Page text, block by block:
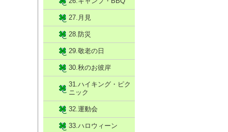
27.月見
28.防災
29.敬老の日
30.秋のお彼岸
31.ハイキング・ピク
ニック
32.運動会
33.ハロウィーン